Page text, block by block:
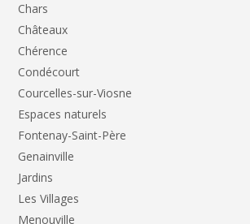
Chars
Châteaux
Chérence
Condécourt
Courcelles-sur-Viosne
Espaces naturels
Fontenay-Saint-Père
Genainville
Jardins
Les Villages
Menouville